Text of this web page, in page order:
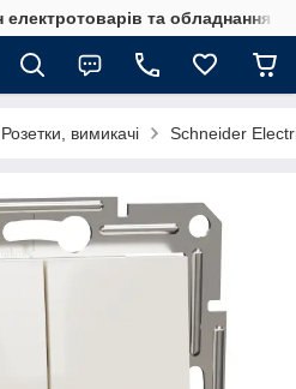
електротоварів та обладнання
Розетки, вимикачі Schneider